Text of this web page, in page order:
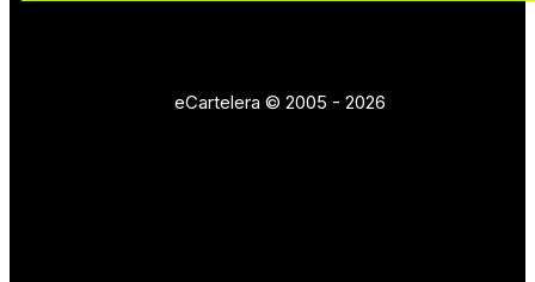
eCartelera © 2005 - 2026